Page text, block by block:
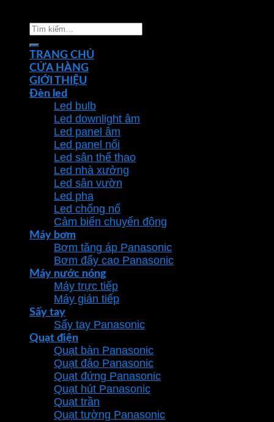
Tìm
TRANG CHỦ
CỬA HÀNG
GIỚI THIỆU
Đèn led
Led bulb
Led downlight âm
Led panel âm
Led panel nổi
Led sân thể thao
Led nhà xưởng
Led sân vườn
Led pha
Led chống nổ
Cảm biến chuyển động
Máy bơm
Bơm tăng áp Panasonic
Bơm đẩy cao Panasonic
Máy nước nóng
Máy trực tiếp
Máy gián tiếp
Sấy tay
Sấy tay Panasonic
Quạt điện
Quạt bàn Panasonic
Quạt đảo Panasonic
Quạt đứng Panasonic
Quạt hút Panasonic
Quạt trần
Quạt tường Panasonic